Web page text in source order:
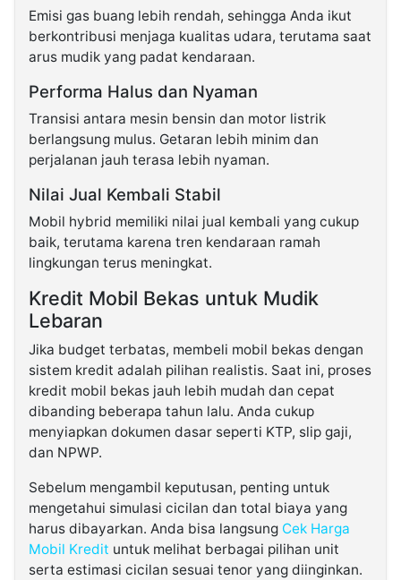
Emisi gas buang lebih rendah, sehingga Anda ikut
berkontribusi menjaga kualitas udara, terutama saat
arus mudik yang padat kendaraan.
Performa Halus dan Nyaman
Transisi antara mesin bensin dan motor listrik
berlangsung mulus. Getaran lebih minim dan
perjalanan jauh terasa lebih nyaman.
Nilai Jual Kembali Stabil
Mobil hybrid memiliki nilai jual kembali yang cukup
baik, terutama karena tren kendaraan ramah
lingkungan terus meningkat.
Kredit Mobil Bekas untuk Mudik
Lebaran
Jika budget terbatas, membeli mobil bekas dengan
sistem kredit adalah pilihan realistis. Saat ini, proses
kredit mobil bekas jauh lebih mudah dan cepat
dibanding beberapa tahun lalu. Anda cukup
menyiapkan dokumen dasar seperti KTP, slip gaji,
dan NPWP.
Sebelum mengambil keputusan, penting untuk
mengetahui simulasi cicilan dan total biaya yang
harus dibayarkan. Anda bisa langsung Cek Harga
Mobil Kredit untuk melihat berbagai pilihan unit
serta estimasi cicilan sesuai tenor yang diinginkan.